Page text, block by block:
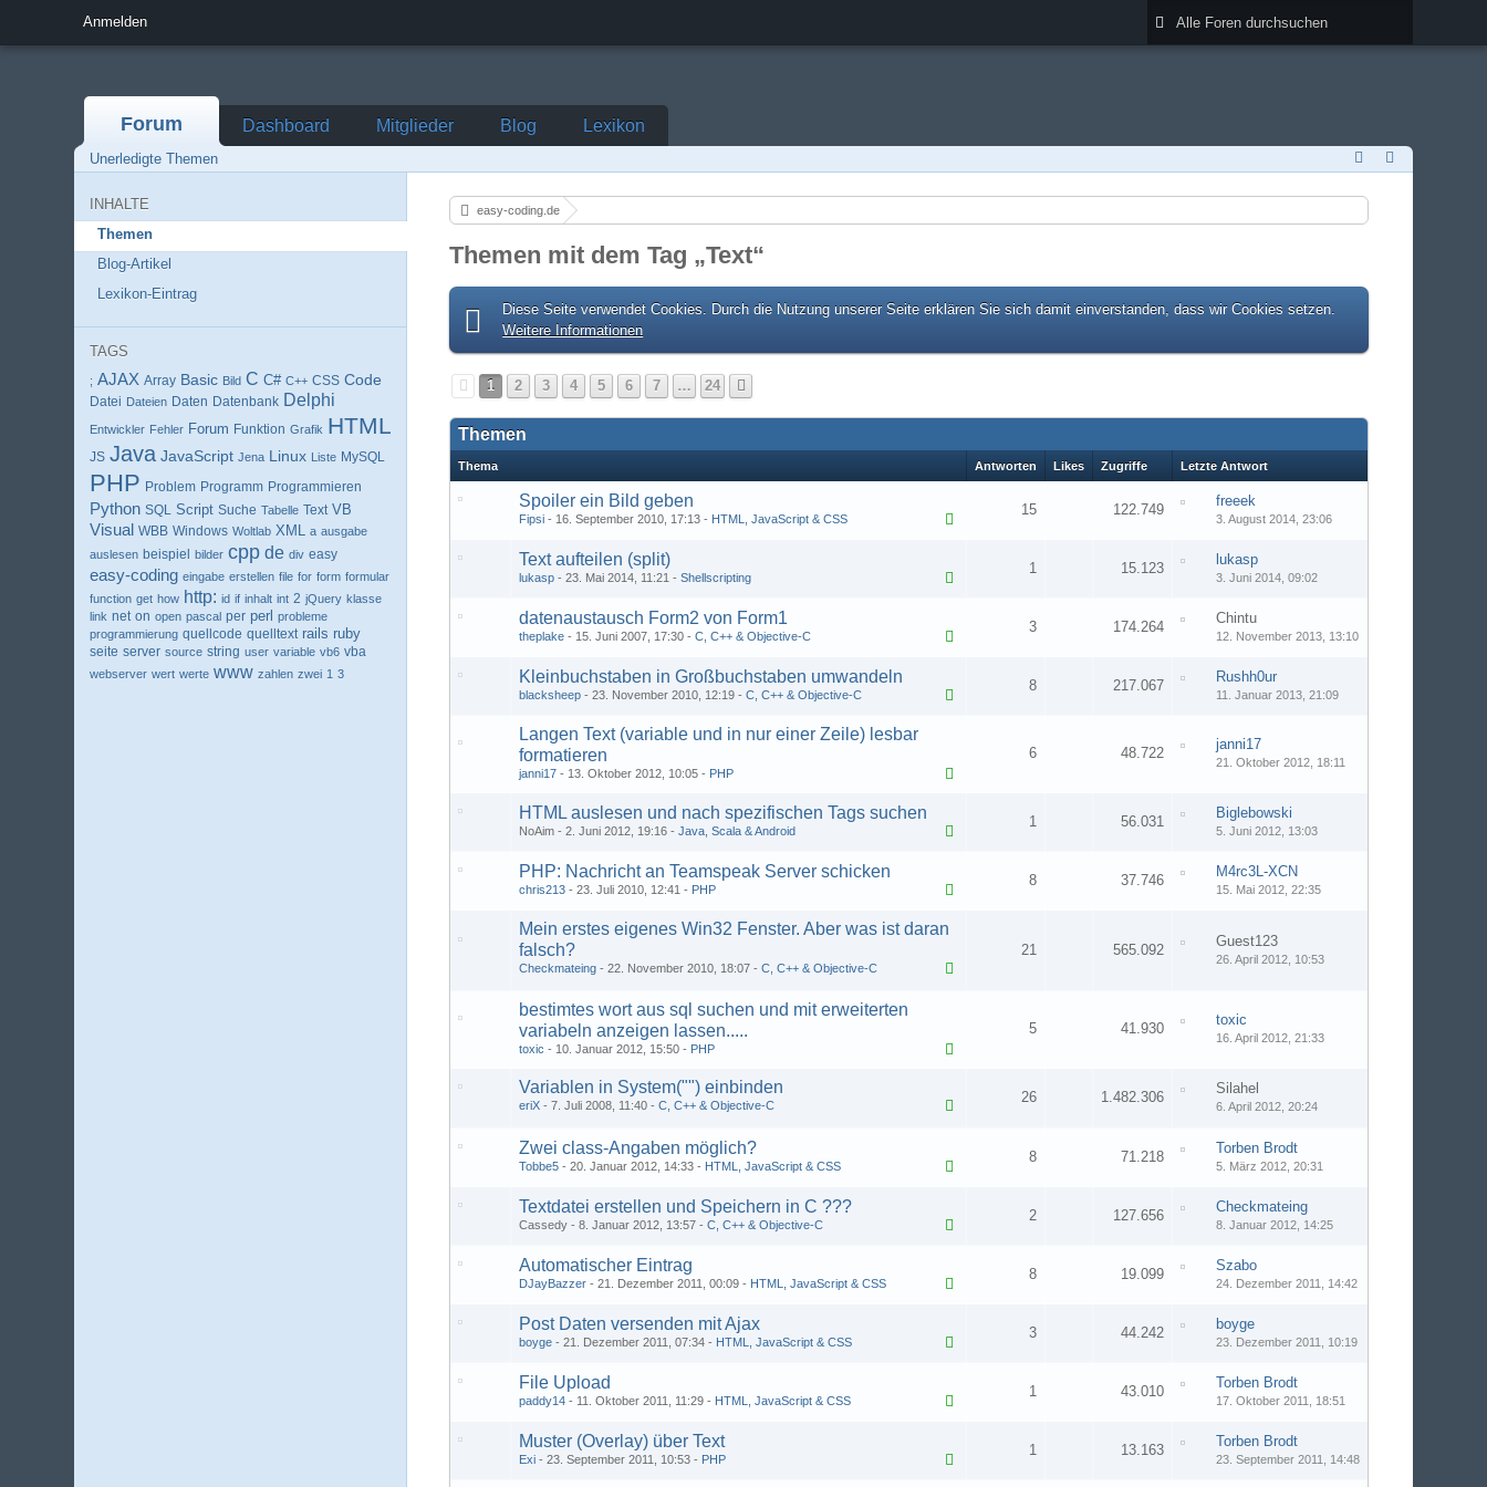
Anmelden
Forum Dashboard Mitglieder Blog Lexikon
Unerledigte Themen
INHALTE
Themen
Blog-Artikel
Lexikon-Eintrag
TAGS
; AJAX Array Basic Bild C C# C++ CSS Code
Datei Dateien Daten Datenbank Delphi
Entwickler Fehler Forum Funktion Grafik HTML
JS Java JavaScript Jena Linux Liste MySQL
PHP Problem Programm Programmieren
Python SQL Script Suche Tabelle Text VB
Visual WBB Windows Woltlab XML a ausgabe
auslesen beispiel bilder cpp de div easy
easy-coding eingabe erstellen file for form formular
function get how http: id if inhalt int 2 jQuery klasse
link net on open pascal per perl
probleme
programmierung quellcode quelltext rails ruby
seite server source string user variable vb6 vba
webserver wert werte www zahlen zwei 1 3
easy-coding.de
Themen mit dem Tag „Text“
Diese Seite verwendet Cookies. Durch die Nutzung unserer Seite erklären Sie sich damit einverstanden, dass wir Cookies setzen.
Weitere Informationen
1 2 3 4 5 6 7 … 24
Themen
Thema Antworten Likes Zugriffe Letzte Antwort
Spoiler ein Bild geben
Fipsi 16. September 2010, 17:13 HTML, JavaScript & CSS
15 122.749
freeek
3. August 2014, 23:06
Text aufteilen (split)
lukasp 23. Mai 2014, 11:21 Shellscripting
1 15.123
lukasp
3. Juni 2014, 09:02
datenaustausch Form2 von Form1
theplake 15. Juni 2007, 17:30 C, C++ & Objective-C
3 174.264
Chintu
12. November 2013, 13:10
Kleinbuchstaben in Großbuchstaben umwandeln
blacksheep 23. November 2010, 12:19 C, C++ & Objective-C
8 217.067
Rushh0ur
11. Januar 2013, 21:09
Langen Text (variable und in nur einer Zeile) lesbar
formatieren
janni17 13. Oktober 2012, 10:05 PHP
6 48.722
janni17
21. Oktober 2012, 18:11
HTML auslesen und nach spezifischen Tags suchen
NoAim 2. Juni 2012, 19:16 Java, Scala & Android
1 56.031
Biglebowski
5. Juni 2012, 13:03
PHP: Nachricht an Teamspeak Server schicken
chris213 23. Juli 2010, 12:41 PHP
8 37.746
M4rc3L-XCN
15. Mai 2012, 22:35
Mein erstes eigenes Win32 Fenster. Aber was ist daran
falsch?
Checkmateing 22. November 2010, 18:07 C, C++ & Objective-C
21 565.092
Guest123
26. April 2012, 10:53
bestimtes wort aus sql suchen und mit erweiterten
variabeln anzeigen lassen.....
toxic 10. Januar 2012, 15:50 PHP
5 41.930
toxic
16. April 2012, 21:33
Variablen in System("") einbinden
eriX 7. Juli 2008, 11:40 C, C++ & Objective-C 26 1.482.306
Silahel
6. April 2012, 20:24
Zwei class-Angaben möglich?
Tobbe5 20. Januar 2012, 14:33 HTML, JavaScript & CSS
8 71.218
Torben Brodt
5. März 2012, 20:31
Textdatei erstellen und Speichern in C ???
Cassedy 8. Januar 2012, 13:57 C, C++ & Objective-C
2 127.656
Checkmateing
8. Januar 2012, 14:25
Automatischer Eintrag
DJayBazzer 21. Dezember 2011, 00:09 HTML, JavaScript & CSS
8 19.099
Szabo
24. Dezember 2011, 14:42
Post Daten versenden mit Ajax
boyge 21. Dezember 2011, 07:34 HTML, JavaScript & CSS
3 44.242
boyge
23. Dezember 2011, 10:19
File Upload
paddy14 11. Oktober 2011, 11:29 HTML, JavaScript & CSS
1 43.010
Torben Brodt
17. Oktober 2011, 18:51
Muster (Overlay) über Text
Exi 23. September 2011, 10:53 PHP
1 13.163
Torben Brodt
23. September 2011, 14:48